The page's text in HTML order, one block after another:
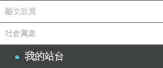
藝文欣賞
社會萬象
我的站台